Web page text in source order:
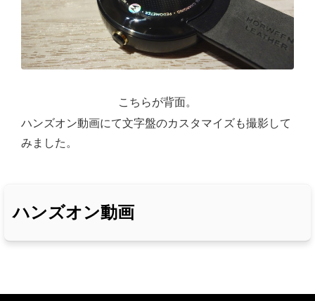
こちらが背面。
ハンズオン動画にて文字盤のカスタマイズも撮影して
みました。
ハンズオン動画